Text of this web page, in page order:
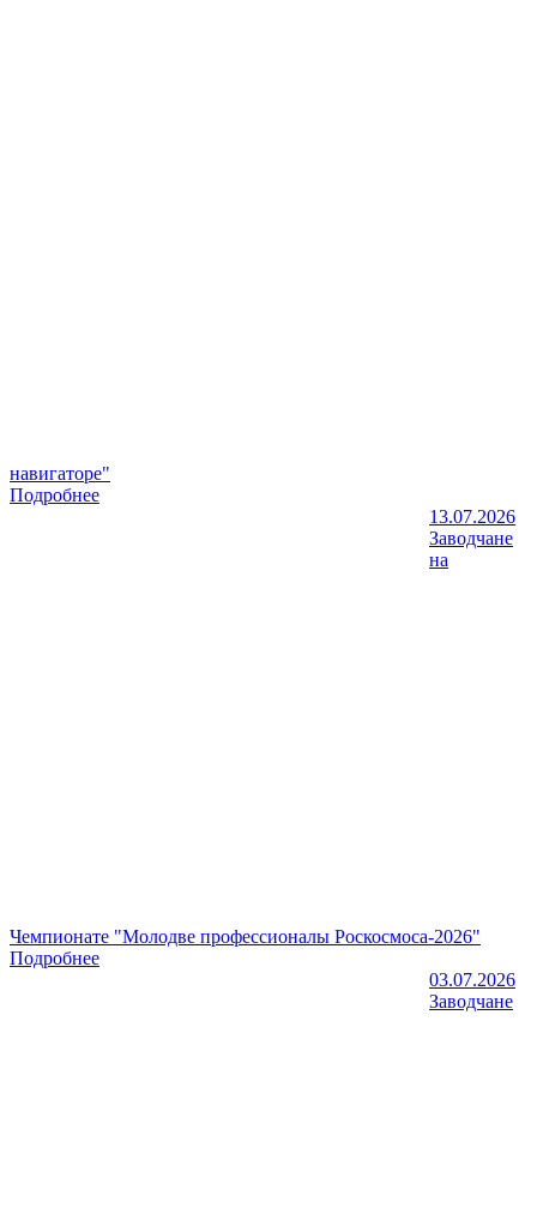
навигаторе"
Подробнее
13.07.2026
Заводчане
на
Чемпионате "Молодве профессионалы Роскосмоса-2026"
Подробнее
03.07.2026
Заводчане